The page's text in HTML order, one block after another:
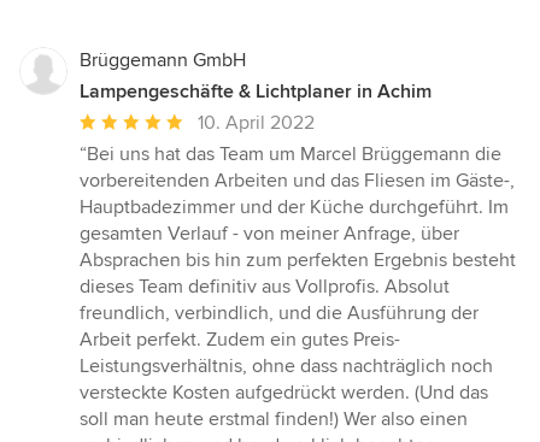
Brüggemann GmbH
Lampengeschäfte & Lichtplaner in Achim
Durchschnittliche
Bewertung:
5
von
5
Sternen
10. April 2022
“Bei uns hat das Team um Marcel Brüggemann die
vorbereitenden Arbeiten und das Fliesen im Gäste-,
Hauptbadezimmer und der Küche durchgeführt. Im
gesamten Verlauf - von meiner Anfrage, über
Absprachen bis hin zum perfekten Ergebnis besteht
dieses Team definitiv aus Vollprofis. Absolut
freundlich, verbindlich, und die Ausführung der
Arbeit perfekt. Zudem ein gutes Preis-
Leistungsverhältnis, ohne dass nachträglich noch
versteckte Kosten aufgedrückt werden. (Und das
soll man heute erstmal finden!) Wer also einen